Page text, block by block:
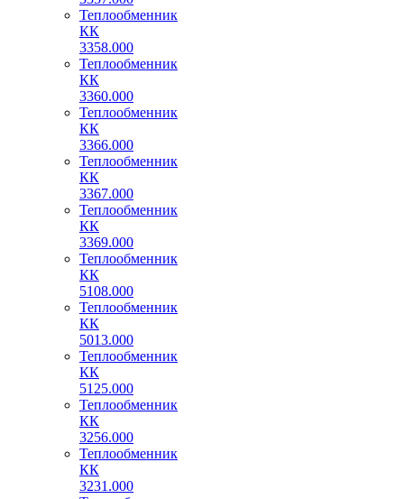
Теплообменник
КК
3358.000
Теплообменник
КК
3360.000
Теплообменник
КК
3366.000
Теплообменник
КК
3367.000
Теплообменник
КК
3369.000
Теплообменник
КК
5108.000
Теплообменник
КК
5013.000
Теплообменник
КК
5125.000
Теплообменник
КК
3256.000
Теплообменник
КК
3231.000